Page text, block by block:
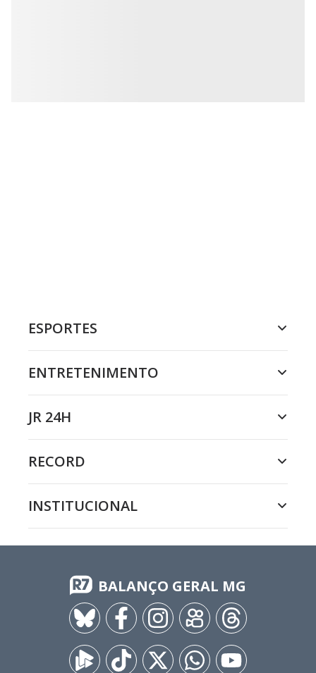
ESPORTES
ENTRETENIMENTO
JR 24H
RECORD
INSTITUCIONAL
BALANÇO GERAL MG